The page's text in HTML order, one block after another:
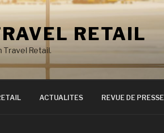
RETAIL
Retail.
ACTUALITES REVUE DE PRESSE